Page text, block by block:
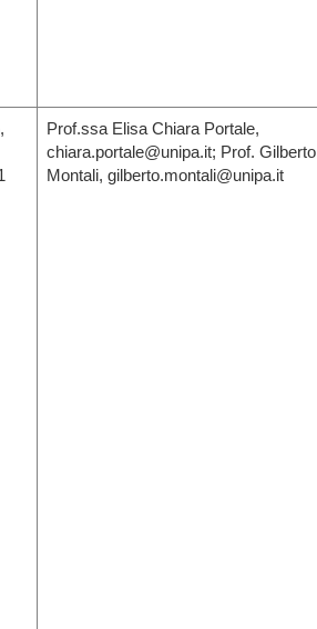
Prof.ssa Elisa Chiara Portale,
chiara.portale@unipa.it; Prof. Gilberto
Montali, gilberto.montali@unipa.it